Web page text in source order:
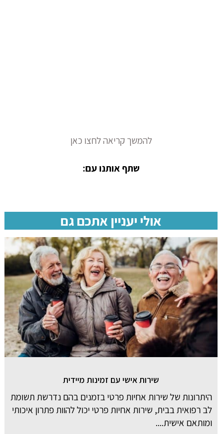
להמשך קריאה לחצו כאן
שתף אותנו עם:
אולי יעניין אתכם גם
שירות אישי עם זמינות מיידית
היתרונות של שירות אחיות פרטי בזמנים בהם נדרשת תשומת
לב רפואית בבית, שירות אחיות פרטי יכול להוות פתרון איכותי
ומותאם אישית....